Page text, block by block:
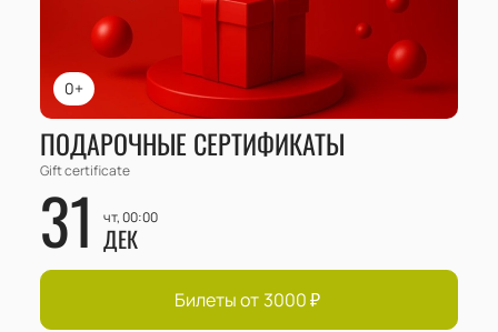
0+
ПОДАРОЧНЫЕ СЕРТИФИКАТЫ
Gift certificate
31 чт, 00:00
ДЕК
Билеты от 3000₽